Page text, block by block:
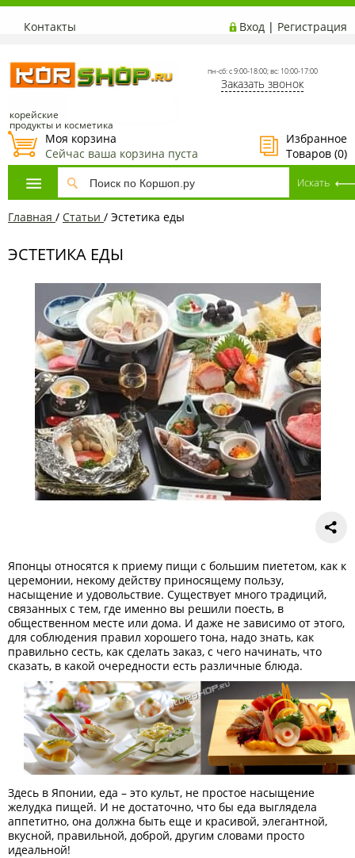
Контакты Вход | Регистрация
корейские
продукты и косметика
пн-сб: с 9:00-18:00; вс: 10:00-17:00
Заказать звонок
Избранное
Товаров (0)
Моя корзина
Сейчас ваша корзина пуста
Главная / Статьи / Эстетика еды
ЭСТЕТИКА ЕДЫ
Японцы относятся к приему пищи с большим пиететом, как к
церемонии, некому действу приносящему пользу,
насыщение и удовольствие. Существует много традиций,
связанных с тем, где именно вы решили поесть, в
общественном месте или дома. И даже не зависимо от этого,
для соблюдения правил хорошего тона, надо знать, как
правильно сесть, как сделать заказ, с чего начинать, что
сказать, в какой очередности есть различные блюда.
Здесь в Японии, еда – это культ, не простое насыщение
желудка пищей. И не достаточно, что бы еда выглядела
аппетитно, она должна быть еще и красивой, элегантной,
вкусной, правильной, доброй, другим словами просто
идеальной!